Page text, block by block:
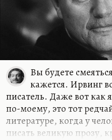
Вы будете
кажется. Ирвинг
писатель. Даже вот как
по-моему, это тот
литературе, когда у
писать великую прозу,